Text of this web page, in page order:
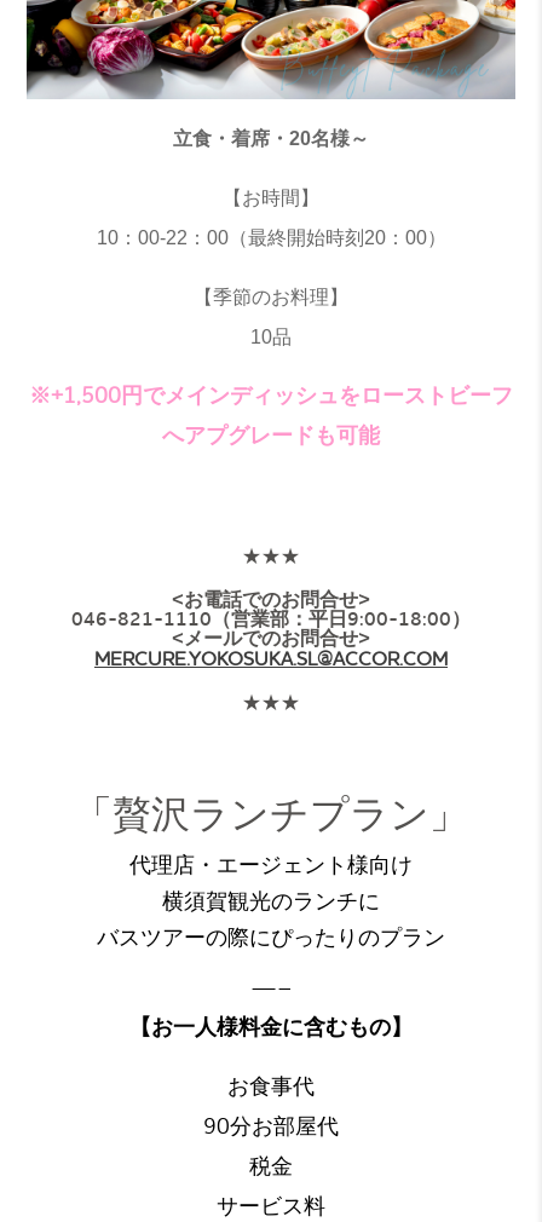
立食・着席・20名様～
【お時間】
10：00-22：00（最終開始時刻20：00）
【季節のお料理】
10品
※+1,500円でメインディッシュをローストビーフ
へアプグレードも可能
★★★
<お電話でのお問合せ>
046-821-1110（営業部：平日9:00-18:00）
<メールでのお問合せ>
MERCURE.YOKOSUKA.SL@ACCOR.COM
★★★
「贅沢ランチプラン」
代理店・エージェント様向け
横須賀観光のランチに
バスツアーの際にぴったりのプラン
—–
【お一人様料金に含むもの】
お食事代
90分お部屋代
税金
サービス料